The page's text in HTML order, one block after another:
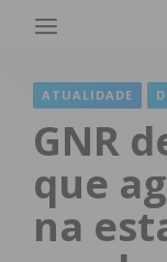
ATUALIDADE
GNR
que
na